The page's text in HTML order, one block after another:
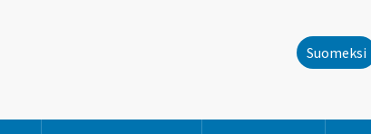
Suomeksi